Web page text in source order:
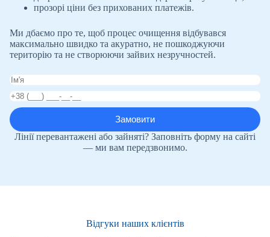
прозорі ціни без прихованих платежів.
Ми дбаємо про те, щоб процес очищення відбувався
максимально швидко та акуратно, не пошкоджуючи
територію та не створюючи зайвих незручностей.
Лінії перевантажені або зайняті? Заповніть форму на сайті
— ми вам передзвонимо.
Відгуки наших клієнтів